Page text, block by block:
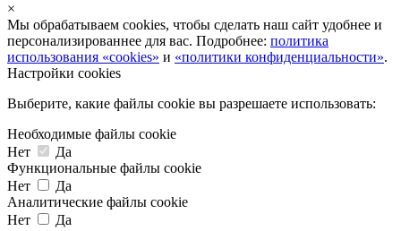
×
Мы обрабатываем cookies, чтобы сделать наш сайт удобнее и
персонализированнее для вас. Подробнее: политика
использования «cookies» и «политики конфиденциальности».
Настройки cookies
Выберите, какие файлы cookie вы разрешаете использовать:
Необходимые файлы cookie
Нет
Да
Функциональные файлы cookie
Нет
Да
Аналитические файлы cookie
Нет
Да